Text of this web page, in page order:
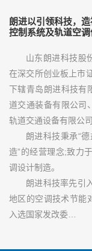
朗进以引领科技，
控制系统及轨道空调
山东朗进科技股
在深交所创业板上市
下辖青岛朗进科技有
道交通装备有限公司
轨道交通设备有限公
朗进科技秉承“
造”的经营理念;致力
调设计制造。
朗进科技率先引
地区的空调技术节能
入选国家发改委…